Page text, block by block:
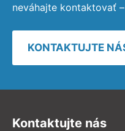
neváhajte kontaktovať
KONTAKTUJTE
Kontaktujte nás